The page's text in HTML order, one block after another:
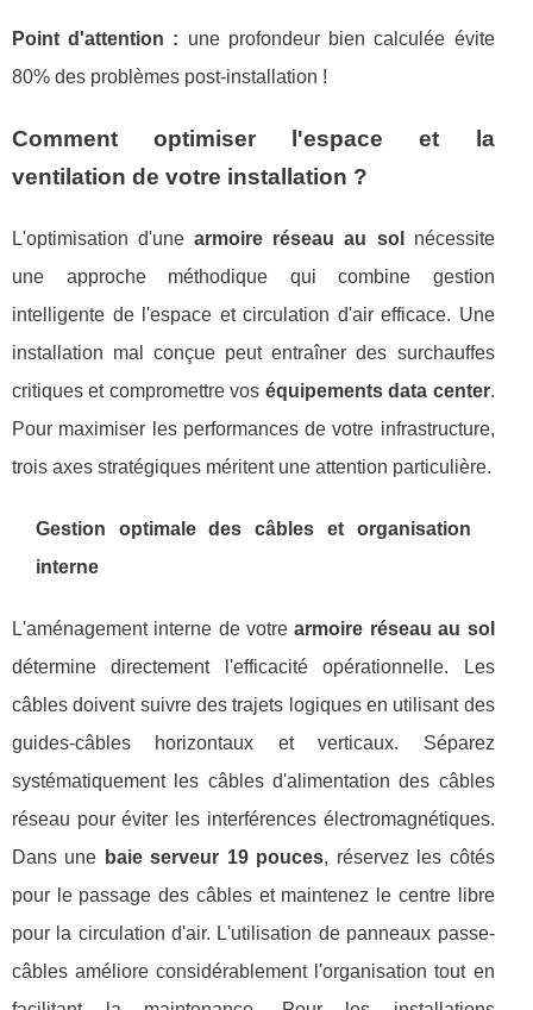
Point d'attention : une profondeur bien calculée évite
80% des problèmes post-installation !
Comment optimiser l'espace et la
ventilation de votre installation ?
L'optimisation d'unearmoire réseau au sol
nécessite
une approche méthodique qui combine gestion
intelligente de l'espace et circulation d'air efficace. Une
installation mal conçue peut entraîner des surchauffes
critiques et compromettre vos équipements data center.
Pour maximiser les performances de votre infrastructure,
trois axes stratégiques méritent une attention particulière.
Gestion optimale des câbles et organisation
interne
L'aménagement interne de votrearmoire réseau au sol
détermine directement l'efficacité opérationnelle. Les
câbles doivent suivre des trajets logiques en utilisant des
guides-câbles horizontaux et verticaux. Séparez
systématiquement les câbles d'alimentation des câbles
réseau pour éviter les interférences électromagnétiques.
Dans une baie serveur 19 pouces, réservez les côtés
pour le passage des câbles et maintenez le centre libre
pour la circulation d'air. L'utilisation de panneaux passe-
câbles améliore considérablement l'organisation tout en